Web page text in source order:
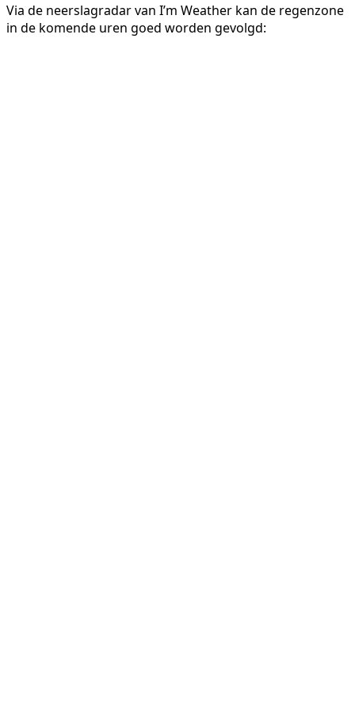
Via de neerslagradar van I’m Weather kan de regenzone
in de komende uren goed worden gevolgd: